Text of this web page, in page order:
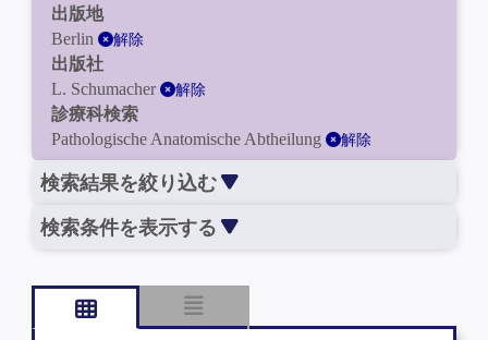
出版地
Berlin
解除
出版社
L. Schumacher
解除
診療科検索
Pathologische Anatomische Abtheilung
解除
検索結果を絞り込む
検索条件を表示する